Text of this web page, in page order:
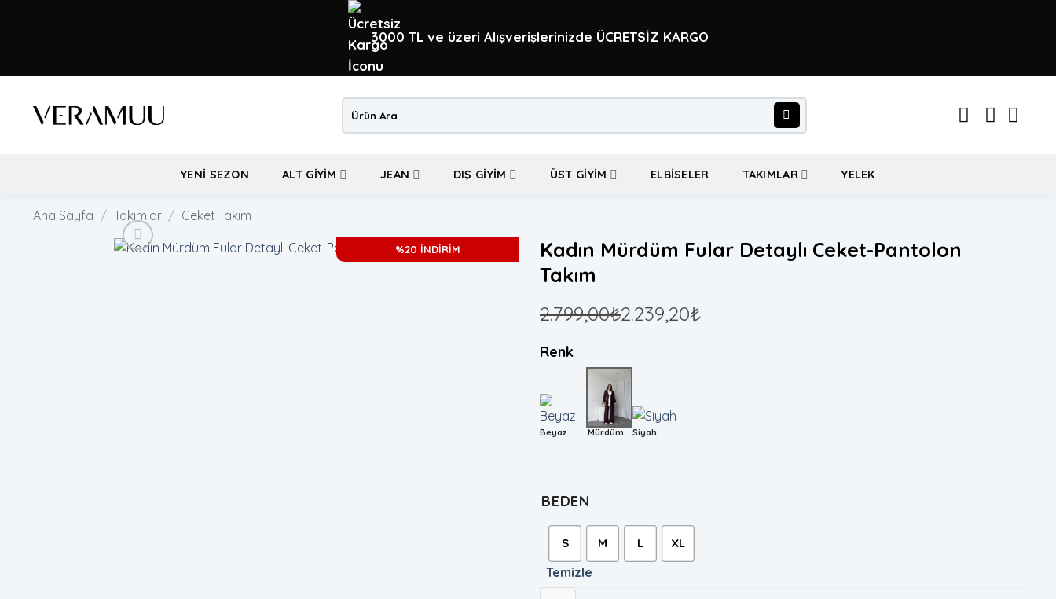
3000 TL ve üzeri Alışverişlerinizde ÜCRETSİZ KARGO
Ara:
YENI SEZON ALT GIYIM JEAN DIŞ GIYIM ÜST GIYIM ELBISELER TAKIMLAR YELEK
Ana Sayfa / Takımlar / Ceket Takım
%20 İNDİRİM
Kadın Mürdüm Fular Detaylı Ceket-Pantolon
Takım
2.799,00₺2.239,20₺
Renk
Beyaz Mürdüm Siyah
BEDEN
S M L XL
Temizle